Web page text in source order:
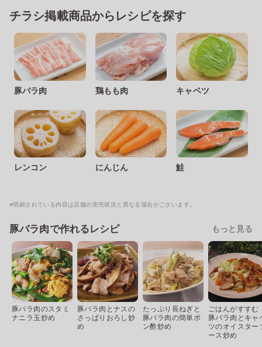
チラシ掲載商品からレシピを探す
豚バラ肉 鶏もも肉 キャベツ
レンコン にんじん 鮭
※明細されている内容は店舗の実売状況と異なる場合がございます。
豚バラ肉で作れるレシピ もっと見る
豚バラ肉のスタミ
ナニラ玉炒め
豚バラ肉とナスの
さっぱりおろし炒
め
たっぷり長ねぎと
豚バラ肉の簡単ポ
ン酢炒め
ごはんがすすむ
豚バラ肉とキャ
ツのオイスター
ース炒め